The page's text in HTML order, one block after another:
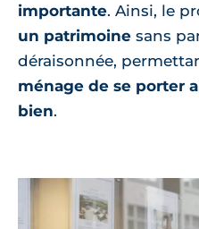
importante. Ainsi, le
un patrimoine sans
déraisonnée,
ménage de se porter
bien.